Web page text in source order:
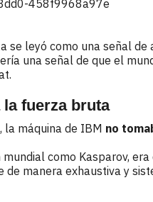
se leyó como una señal de
una señal de que el
fuerza bruta
la máquina de IBM no
como Kasparov,
de manera exhaustiva y